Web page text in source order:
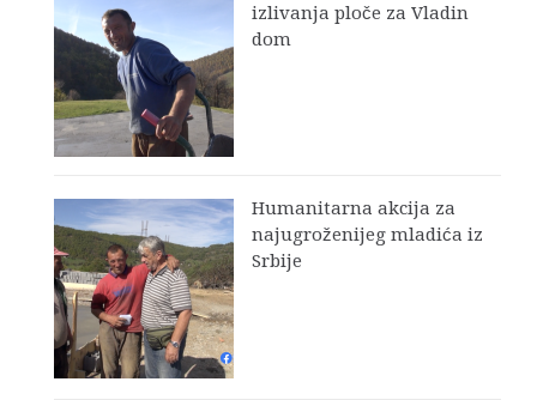
izlivanja ploče za Vladin
dom
Humanitarna akcija za
najugroženijeg mladića iz
Srbije